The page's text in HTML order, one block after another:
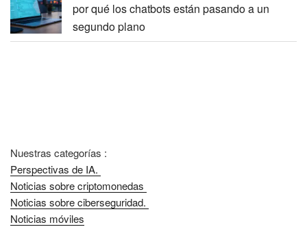
por qué los chatbots están pasando a un
segundo plano
Nuestras categorías :
Perspectivas de IA.
Noticias sobre criptomonedas
Noticias sobre ciberseguridad.
Noticias móviles